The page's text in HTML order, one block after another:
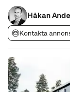
Håkan
Kontakta